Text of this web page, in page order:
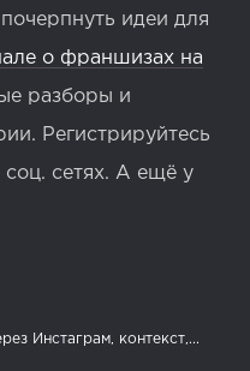
идеи для
о франшизах на
разборы и
Регистрируйтесь
соц. сетях. А ещё у
Инстаграм, контекст,...